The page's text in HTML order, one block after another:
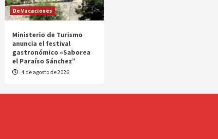
De Vacaciones
Ministerio de Turismo
anuncia el festival
gastronómico «Saborea
el Paraíso Sánchez”
4 de agosto de 2026